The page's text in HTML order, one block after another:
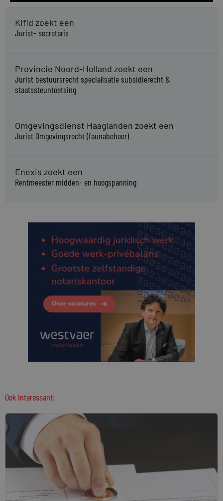
Kifid zoekt een
Jurist- secretaris
Provincie Noord-Holland zoekt een
Jurist bestuursrecht specialisatie subsidierecht &
staatssteuntoetsing
Omgevingsdienst Haaglanden zoekt een
Jurist Omgevingsrecht (faunabeheer)
Enexis zoekt een
Rentmeester midden- en hoogspanning
Ook interessant: